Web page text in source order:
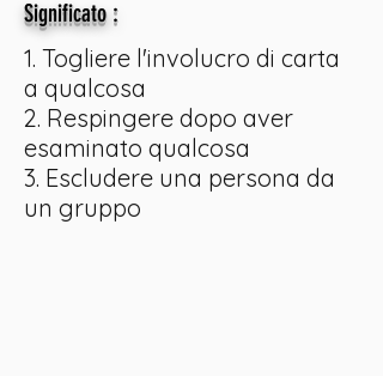
Significato:
1. Togliere l'involucro di carta
a qualcosa
2. Respingere dopo aver
esaminato qualcosa
3. Escludere una persona da
un gruppo